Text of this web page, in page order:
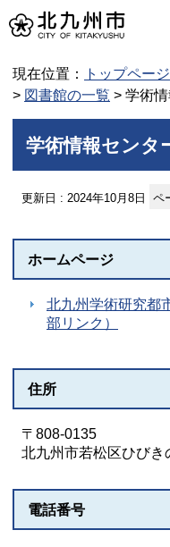
現在位置： トップページ
> 図書館の一覧 > 学術
学術情報センタ
更新日 : 2024年10月8日 ペ
ホームページ
北九州学術研究都
部リンク）
住所
〒808-0135
北九州市若松区ひび
電話番号